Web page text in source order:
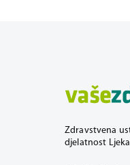
Zdravstvena
djelatnost